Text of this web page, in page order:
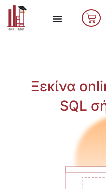
Μετάβαση
περιεχόμενο
Cart
Ξεκίνα
SQL